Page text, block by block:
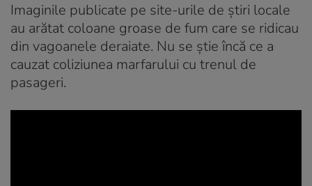
Imaginile publicate pe site-urile de știri locale
au arătat coloane groase de fum care se ridicau
din vagoanele deraiate. Nu se știe încă ce a
cauzat coliziunea marfarului cu trenul de
pasageri.